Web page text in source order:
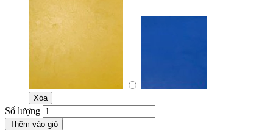
Xóa
Số lượng
Thêm vào giỏ